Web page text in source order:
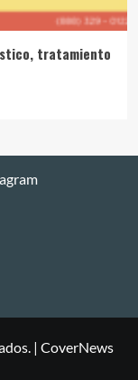
tratamiento
| CoverNews